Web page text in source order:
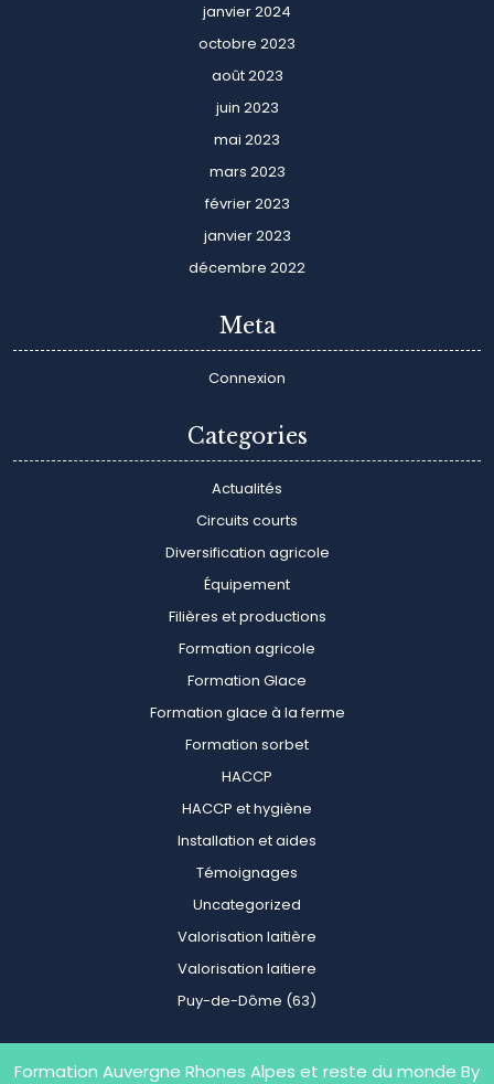
janvier 2024
octobre 2023
août 2023
juin 2023
mai 2023
mars 2023
février 2023
janvier 2023
décembre 2022
Meta
Connexion
Categories
Actualités
Circuits courts
Diversification agricole
Équipement
Filières et productions
Formation agricole
Formation Glace
Formation glace à la ferme
Formation sorbet
HACCP
HACCP et hygiène
Installation et aides
Témoignages
Uncategorized
Valorisation laitière
Valorisation laitiere
Puy-de-Dôme (63)
Formation Auvergne Rhones Alpes et reste du monde By